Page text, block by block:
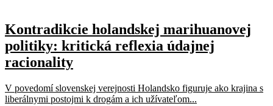
Kontradikcie holandskej marihuanovej
politiky: kritická reflexia údajnej
racionality
V povedomí slovenskej verejnosti Holandsko figuruje ako krajina s
liberálnymi postojmi k drogám a ich užívateľom...